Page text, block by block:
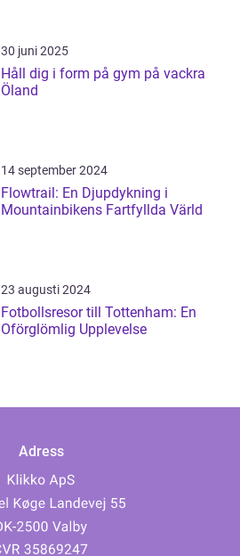
30 juni 2025
Håll dig i form på gym på vackra
Öland
14 september 2024
Flowtrail: En Djupdykning i
Mountainbikens Fartfyllda Värld
23 augusti 2024
Fotbollsresor till Tottenham: En
Oförglömlig Upplevelse
Adress